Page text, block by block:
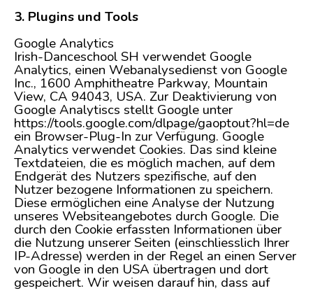
3. Plugins und Tools
Google Analytics
Irish-Danceschool SH verwendet Google
Analytics, einen Webanalysedienst von Google
Inc., 1600 Amphitheatre Parkway, Mountain
View, CA 94043, USA. Zur Deaktivierung von
Google Analytiscs stellt Google unter
https://tools.google.com/dlpage/gaoptout?hl=de
ein Browser-Plug-In zur Verfügung. Google
Analytics verwendet Cookies. Das sind kleine
Textdateien, die es möglich machen, auf dem
Endgerät des Nutzers spezifische, auf den
Nutzer bezogene Informationen zu speichern.
Diese ermöglichen eine Analyse der Nutzung
unseres Websiteangebotes durch Google. Die
durch den Cookie erfassten Informationen über
die Nutzung unserer Seiten (einschliesslich Ihrer
IP-Adresse) werden in der Regel an einen Server
von Google in den USA übertragen und dort
gespeichert. Wir weisen darauf hin, dass auf